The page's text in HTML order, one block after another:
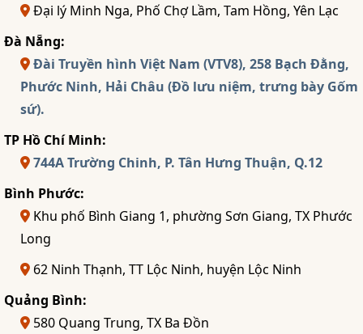
Đại lý Minh Nga, Phố Chợ Lầm, Tam Hồng, Yên Lạc
Đà Nẵng:
Đài Truyền hình Việt Nam (VTV8), 258 Bạch Đằng,
Phước Ninh, Hải Châu (Đồ lưu niệm, trưng bày Gốm
sứ).
TP Hồ Chí Minh:
744A Trường Chinh, P. Tân Hưng Thuận, Q.12
Bình Phước:
Khu phố Bình Giang 1, phường Sơn Giang, TX Phước
Long
62 Ninh Thạnh, TT Lộc Ninh, huyện Lộc Ninh
Quảng Bình:
580 Quang Trung, TX Ba Đồn